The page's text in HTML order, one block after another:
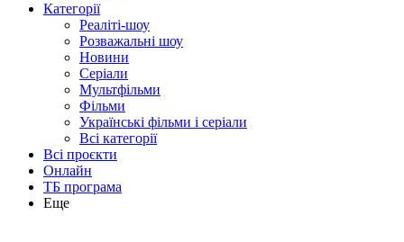
Категорії
Реаліті-шоу
Розважальні шоу
Новини
Серіали
Мультфільми
Фільми
Українські фільми і серіали
Всі категорії
Всі проєкти
Онлайн
ТБ програма
Еще